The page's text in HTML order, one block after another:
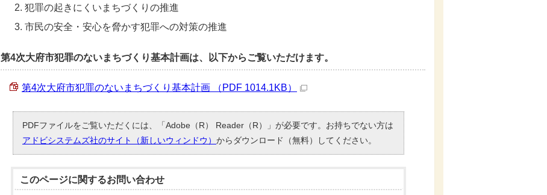
犯罪の起きにくいまちづくりの推進
市民の安全・安心を脅かす犯罪への対策の推進
第4次大府市犯罪のないまちづくり基本計画は、以下からご覧いただけます。
第4次大府市犯罪のないまちづくり基本計画 （PDF 1014.1KB）
PDFファイルをご覧いただくには、「Adobe（R） Reader（R）」が必要です。お持ちでない方は
アドビシステムズ社のサイト（新しいウィンドウ） からダウンロード（無料）してください。
このページに関するお問い合わせ